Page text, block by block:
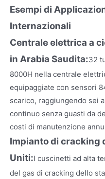
Esempi di
Internazionali
Centrale elettrica a
in Arabia Saudita:32
8000H nella centrale
equipaggiate con sensori
scarico, raggiungendo sei
continuo senza guasti da
costi di manutenzione
Impianto di cracking
Uniti:I cuscinetti ad alta
del gas di cracking dello